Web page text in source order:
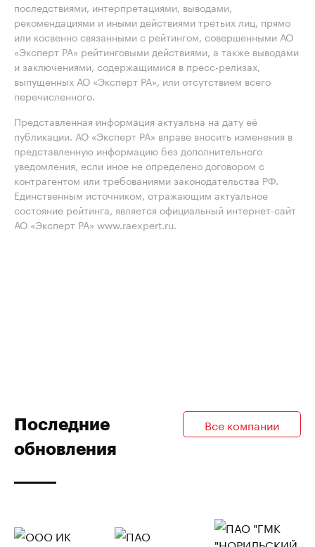
последствиями, интерпретациями, выводами,
рекомендациями и иными действиями третьих лиц, прямо
или косвенно связанными с рейтингом, совершенными АО
«Эксперт РА» рейтинговыми действиями, а также выводами
и заключениями, содержащимися в пресс-релизах,
выпущенных АО «Эксперт РА», или отсутствием всего
перечисленного.
Представленная информация актуальна на дату её
публикации. АО «Эксперт РА» вправе вносить изменения в
представленную информацию без дополнительного
уведомления, если иное не определено договором с
контрагентом или требованиями законодательства РФ.
Единственным источником, отражающим актуальное
состояние рейтинга, является официальный интернет-сайт
АО «Эксперт РА» www.raexpert.ru.
Последние
обновления
Все компании